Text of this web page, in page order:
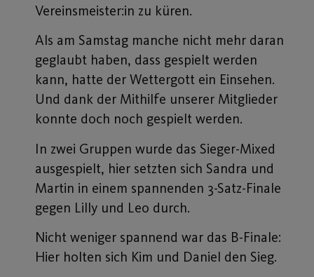
Vereinsmeister:in zu küren.
Als am Samstag manche nicht mehr daran
geglaubt haben, dass gespielt werden
kann, hatte der Wettergott ein Einsehen.
Und dank der Mithilfe unserer Mitglieder
konnte doch noch gespielt werden.
In zwei Gruppen wurde das Sieger-Mixed
ausgespielt, hier setzten sich Sandra und
Martin in einem spannenden 3-Satz-Finale
gegen Lilly und Leo durch.
Nicht weniger spannend war das B-Finale:
Hier holten sich Kim und Daniel den Sieg.